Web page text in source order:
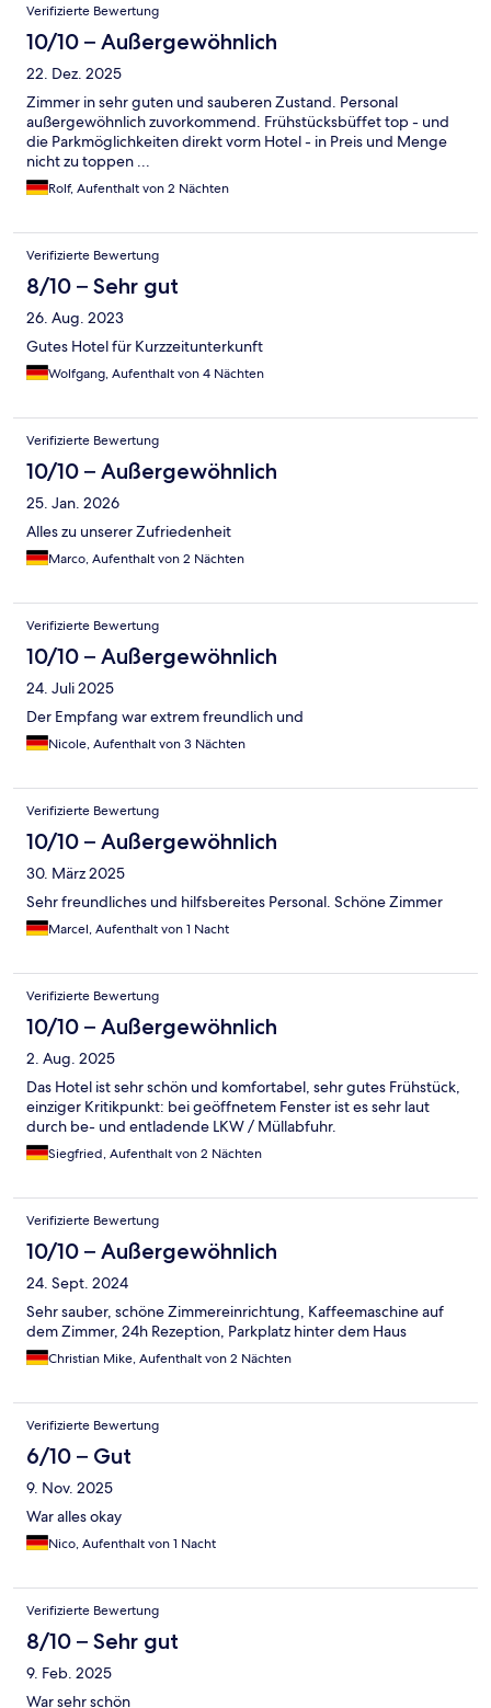
Verifizierte Bewertung
10/10 – Außergewöhnlich
22. Dez. 2025
Zimmer in sehr guten und sauberen Zustand. Personal
außergewöhnlich zuvorkommend. Frühstücksbüffet top - und
die Parkmöglichkeiten direkt vorm Hotel - in Preis und Menge
nicht zu toppen ...
Rolf, Aufenthalt von 2 Nächten
Verifizierte Bewertung
8/10 – Sehr gut
26. Aug. 2023
Gutes Hotel für Kurzzeitunterkunft
Wolfgang, Aufenthalt von 4 Nächten
Verifizierte Bewertung
10/10 – Außergewöhnlich
25. Jan. 2026
Alles zu unserer Zufriedenheit
Marco, Aufenthalt von 2 Nächten
Verifizierte Bewertung
10/10 – Außergewöhnlich
24. Juli 2025
Der Empfang war extrem freundlich und
Nicole, Aufenthalt von 3 Nächten
Verifizierte Bewertung
10/10 – Außergewöhnlich
30. März 2025
Sehr freundliches und hilfsbereites Personal. Schöne Zimmer
Marcel, Aufenthalt von 1 Nacht
Verifizierte Bewertung
10/10 – Außergewöhnlich
2. Aug. 2025
Das Hotel ist sehr schön und komfortabel, sehr gutes Frühstück,
einziger Kritikpunkt: bei geöffnetem Fenster ist es sehr laut
durch be- und entladende LKW / Müllabfuhr.
Siegfried, Aufenthalt von 2 Nächten
Verifizierte Bewertung
10/10 – Außergewöhnlich
24. Sept. 2024
Sehr sauber, schöne Zimmereinrichtung, Kaffeemaschine auf
dem Zimmer, 24h Rezeption, Parkplatz hinter dem Haus
Christian Mike, Aufenthalt von 2 Nächten
Verifizierte Bewertung
6/10 – Gut
9. Nov. 2025
War alles okay
Nico, Aufenthalt von 1 Nacht
Verifizierte Bewertung
8/10 – Sehr gut
9. Feb. 2025
War sehr schön